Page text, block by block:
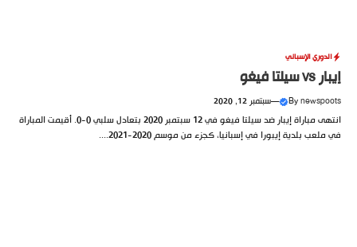
الدوري الإسباني
إيبار vs سيلتا فيغو
Bynewspoots
—سبتمبر 12, 2020
انتهى مباراة إيبار ضد سيلتا فيغو في 12 سبتمبر 2020 بتعادل سلبي 0-0. أقيمت المباراة
في ملعب بلدية إيبورا في إسبانيا، كجزء من موسم 2020-2021....